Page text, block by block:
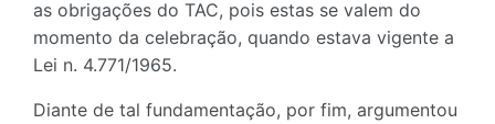
as obrigações do TAC, pois estas se valem do
momento da celebração, quando estava vigente a
Lei n. 4.771/1965.
Diante de tal fundamentação, por fim, argumentou